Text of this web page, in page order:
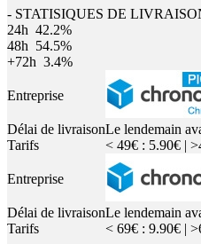
- STATISIQUES DE
24h 42.2%
48h 54.5%
+72h 3.4%
Entreprise
Délai de livraisonLe lendemain
Tarifs
< 49€ : 5.90€ |
Entreprise
Délai de livraisonLe lendemain
Tarifs
< 69€ : 9.90€ |